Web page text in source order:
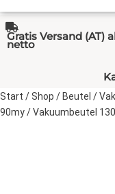
Gratis Versand (AT)
netto
Start /Shop /Beutel /
90my/ Vakuumbeutel